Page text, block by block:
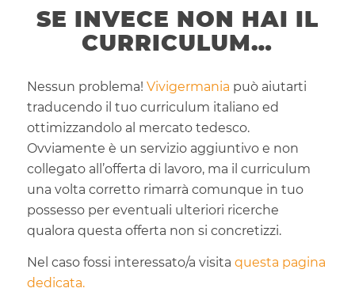
SE INVECE NON HAI IL
CURRICULUM…
Nessun problema! Vivigermania può aiutarti
traducendo il tuo curriculum italiano ed
ottimizzandolo al mercato tedesco.
Ovviamente è un servizio aggiuntivo e non
collegato all’offerta di lavoro, ma il curriculum
una volta corretto rimarrà comunque in tuo
possesso per eventuali ulteriori ricerche
qualora questa offerta non si concretizzi.
Nel caso fossi interessato/a visita questa pagina
dedicata.